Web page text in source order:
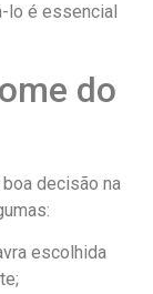
lo é essencial
do
decisão na
escolhida